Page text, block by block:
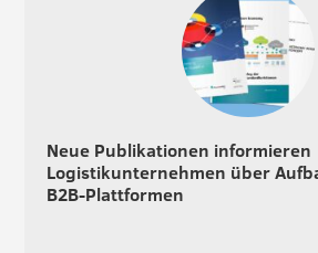
Neue Publikationen informieren
Logistikunternehmen über
B2B-Plattformen